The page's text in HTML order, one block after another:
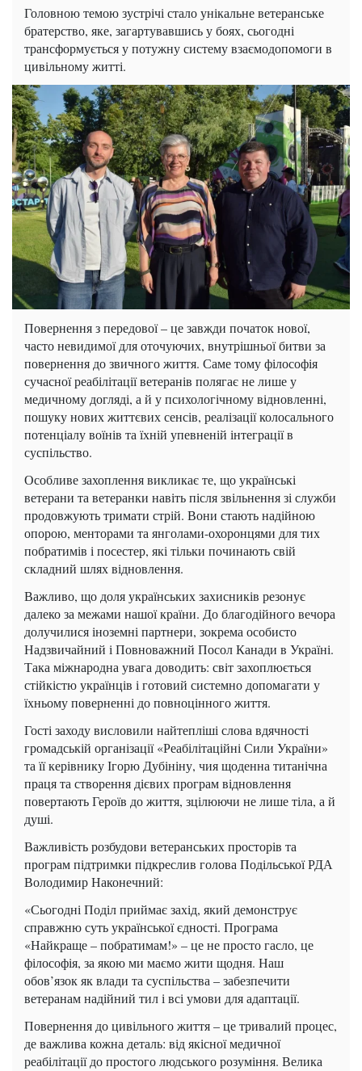
Головною темою зустрічі стало унікальне ветеранське
братерство, яке, загартувавшись у боях, сьогодні
трансформується у потужну систему взаємодопомоги в
цивільному житті.
Повернення з передової – це завжди початок нової,
часто невидимої для оточуючих, внутрішньої битви за
повернення до звичного життя. Саме тому філософія
сучасної реабілітації ветеранів полягає не лише у
медичному догляді, а й у психологічному відновленні,
пошуку нових життєвих сенсів, реалізації колосального
потенціалу воїнів та їхній упевненій інтеграції в
суспільство.
Особливе захоплення викликає те, що українські
ветерани та ветеранки навіть після звільнення зі служби
продовжують тримати стрій. Вони стають надійною
опорою, менторами та янголами-охоронцями для тих
побратимів і посестер, які тільки починають свій
складний шлях відновлення.
Важливо, що доля українських захисників резонує
далеко за межами нашої країни. До благодійного вечора
долучилися іноземні партнери, зокрема особисто
Надзвичайний і Повноважний Посол Канади в Україні.
Така міжнародна увага доводить: світ захоплюється
стійкістю українців і готовий системно допомагати у
їхньому поверненні до повноцінного життя.
Гості заходу висловили найтепліші слова вдячності
громадській організації «Реабілітаційні Сили України»
та її керівнику Ігорю Дубініну, чия щоденна титанічна
праця та створення дієвих програм відновлення
повертають Героїв до життя, зцілюючи не лише тіла, а й
душі.
Важливість розбудови ветеранських просторів та
програм підтримки підкреслив голова Подільської РДА
Володимир Наконечний:
«Сьогодні Поділ приймає захід, який демонструє
справжню суть української єдності. Програма
«Найкраще – побратимам!» – це не просто гасло, це
філософія, за якою ми маємо жити щодня. Наш
обов’язок як влади та суспільства – забезпечити
ветеранам надійний тил і всі умови для адаптації.
Повернення до цивільного життя – це тривалий процес,
де важлива кожна деталь: від якісної медичної
реабілітації до простого людського розуміння. Велика